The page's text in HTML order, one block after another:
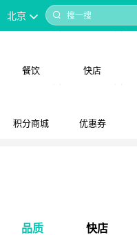
北京 搜一搜
餐饮 快店
积分商城 优惠券
品质 快店